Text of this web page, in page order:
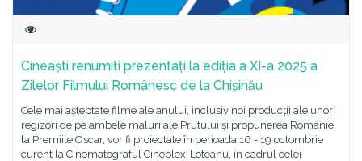
Cineaști renumiți prezentați la ediția a XI-a 2025 a
Zilelor Filmului Românesc de la Chișinău
Cele mai așteptate filme ale anului, inclusiv noi producții ale unor
regizori de pe ambele maluri ale Prutului și propunerea României
la Premiile Oscar, vor fi proiectate în perioada 16 - 19 octombrie
curent la Cinematograful Cineplex-Loteanu, în cadrul celei